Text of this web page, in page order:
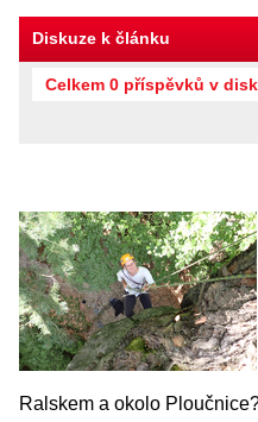
Diskuze k článku
Celkem 0 příspěvků v
Ralskem a okolo